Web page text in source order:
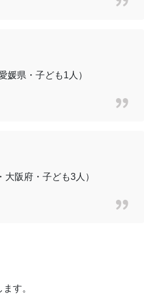
媛県・子ども1人）
阪府・子ども3人）
す。